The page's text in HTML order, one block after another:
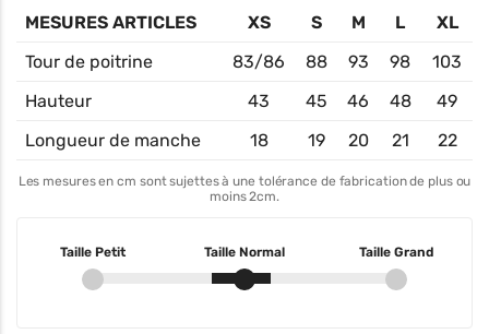
MESURES ARTICLES XS S M L
XL
Tour de poitrine
83/86 88 93 98
103
Hauteur
43 45 46 48
49
Longueur de manche
18 19 20 21 22
Les mesures en cm sont sujettes à une tolérance de fabrication de plus ou
moins 2cm.
Taille Petit Taille Normal Taille Grand